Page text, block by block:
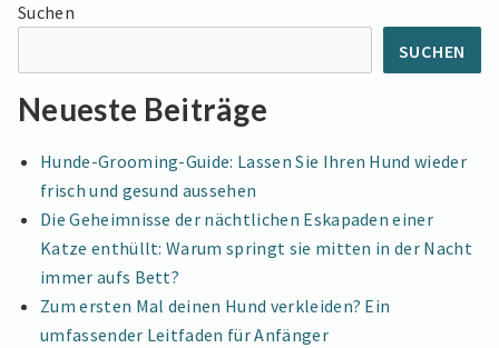
Hundespielzeuge,
denen
ganzen
lang
zerstört
5
ER
GANZEN
LANG
NICHT
ZERSTÖRT
Suchen
SUCHEN
Neueste Beiträge
Hunde-Grooming-Guide: Lassen Sie Ihren Hund wieder
frisch und gesund aussehen
Die Geheimnisse der nächtlichen Eskapaden einer
Katze enthüllt: Warum springt sie mitten in der Nacht
immer aufs Bett?
Zum ersten Mal deinen Hund verkleiden? Ein
umfassender Leitfaden für Anfänger